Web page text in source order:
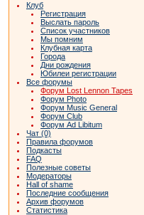
Клуб
Регистрация
Выслать пароль
Список участников
Мы помним
Клубная карта
Города
Дни рождения
Юбилеи регистрации
Все форумы
Форум Lost Lennon Tapes
Форум Photo
Форум Music General
Форум Club
Форум Ad Libitum
Чат (0)
Правила форумов
Подкасты
FAQ
Полезные советы
Модераторы
Hall of shame
Последние сообщения
Архив форумов
Статистика